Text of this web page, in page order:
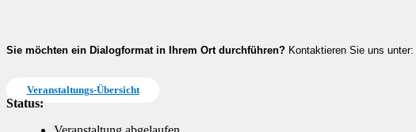
Sie möchten ein Dialogformat in Ihrem Ort durchführen? Kontaktieren Sie uns unter:
Veranstaltungs-Übersicht
Status: